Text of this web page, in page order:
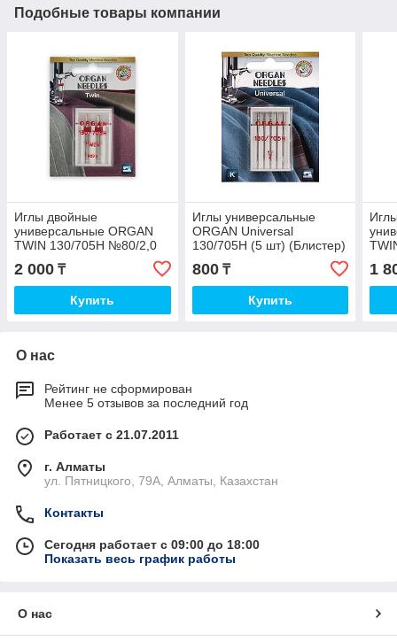
Подобные товары компании
Иглы двойные
универсальные ORGAN
TWIN 130/705H №80/2,0
(2 шт) (Блистер)
2 000 ₸
Купить
Иглы универсальные
ORGAN Universal
130/705H (5 шт) (Блистер)
№ 08/60
800₸
Купить
1
О нас
Рейтинг не сформирован
Менее 5 отзывов за последний год
Работает с 21.07.2011
г. Алматы
ул. Пятницкого, 79А, Алматы, Казахстан
Контакты
Сегодня работает с 09:00 до 18:00
Показать весь график работы
О нас